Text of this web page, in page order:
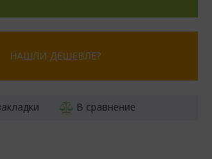
НАШЛИ ДЕШЕВЛЕ?
В сравнение